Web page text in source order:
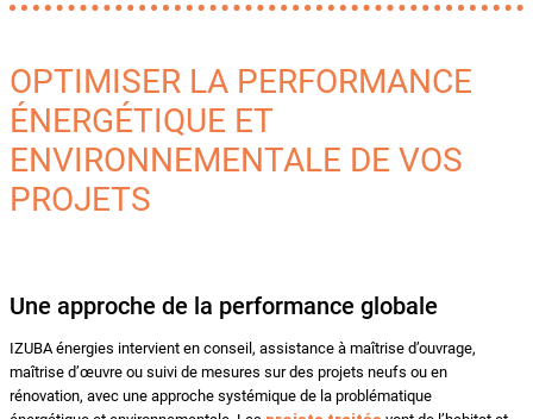
OPTIMISER LA PERFORMANCE
ÉNERGÉTIQUE ET
ENVIRONNEMENTALE DE VOS
PROJETS
Une approche de la performance globale
IZUBA énergies intervient en conseil, assistance à maîtrise d’ouvrage,
maîtrise d’œuvre ou suivi de mesures sur des projets neufs ou en
rénovation, avec une approche systémique de la problématique